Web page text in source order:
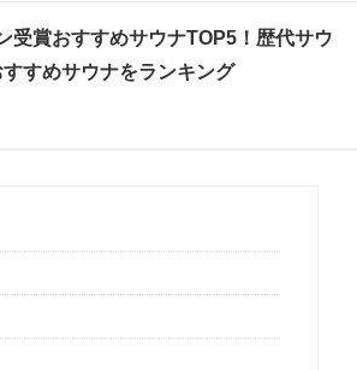
受賞おすすめサウナTOP5！歴代サウ
すめサウナをランキング